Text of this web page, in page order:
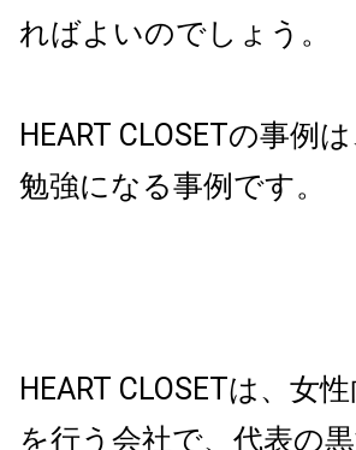
ればよいのでしょう。
HEART CLOSETの事例
勉強になる事例です。
HEART CLOSETは、女
を行う会社で、代表の